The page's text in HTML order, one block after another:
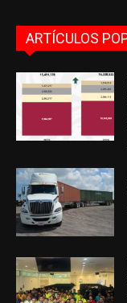
ARTÍCULOS